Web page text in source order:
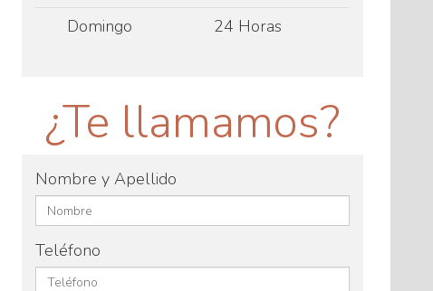
Domingo
24 Horas
¿Te llamamos?
Nombre y Apellido
Teléfono